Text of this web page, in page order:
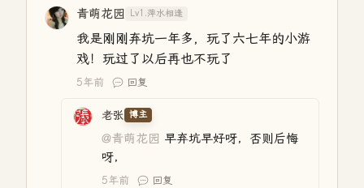
青萌花园 Lv1.萍水相逢
我是刚刚弃坑一年多，玩了六七年的小游
戏！玩过了以后再也不玩了
5年前 回复
老张 博主
@青萌花园 早弃坑早好呀，否则后悔
呀，
5年前 回复